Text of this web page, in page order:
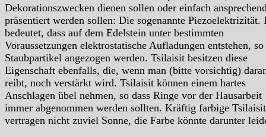
Dekorationszwecken dienen sollen oder einfach
präsentiert werden sollen: Die sogenannte Piezoelektrizität.
bedeutet, dass auf dem Edelstein unter bestimmten
Voraussetzungen elektrostatische Aufladungen entstehen, so
Staubpartikel angezogen werden. Tsilaisit besitzen diese
Eigenschaft ebenfalls, die, wenn man (bitte vorsichtig)
reibt, noch verstärkt wird. Tsilaisit können einem hartes
Anschlagen übel nehmen, so dass Ringe vor der Hausarbeit
immer abgenommen werden sollten. Kräftig farbige Tsilaisit
vertragen nicht zuviel Sonne, die Farbe könnte darunter